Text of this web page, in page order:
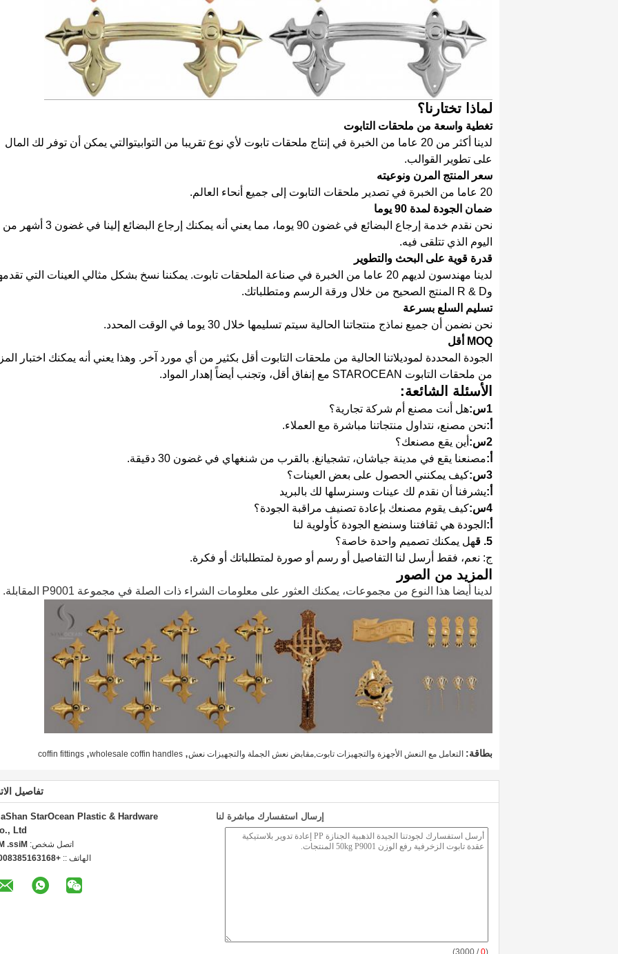
لماذا تختارنا؟
تغطية واسعة من ملحقات التابوت
لدينا أكثر من 20 عاما من الخبرة في إنتاج ملحقات تابوت لأي نوع تقريبا من التوابيتوالتي يمكن أن توفر لك المال
على تطوير القوالب.
سعر المنتج المرن ونوعيته
20 عاما من الخبرة في تصدير ملحقات التابوت إلى جميع أنحاء العالم.
ضمان الجودة لمدة 90 يوما
نحن نقدم خدمة إرجاع البضائع في غضون 90 يوما، مما يعني أنه يمكنك إرجاع البضائع إلينا في غضون 3 أشهر من
اليوم الذي تتلقى فيه.
قدرة قوية على البحث والتطوير
لدينا مهندسون لديهم 20 عاما من الخبرة في صناعة الملحقات تابوت. يمكننا نسخ بشكل مثالي العينات التي
وR & D المنتج الصحيح من خلال ورقة الرسم ومتطلباتك.
تسليم السلع بسرعة
نحن نضمن أن جميع نماذج منتجاتنا الحالية سيتم تسليمها خلال 30 يوما في الوقت المحدد.
MOQ أقل
الجودة المحددة لموديلاتنا الحالية من ملحقات التابوت أقل بكثير من أي مورد آخر. وهذا يعني أنه يمكنك اختبار
من ملحقات التابوت STAROCEAN مع إنفاق أقل، وتجنب أيضاً إهدار المواد.
الأسئلة الشائعة:
1س:
هل أنت مصنع أم شركة تجارية؟
أ:نحن مصنع، نتداول منتجاتنا مباشرة مع العملاء.
2س:
أين يقع مصنعك؟
أ:مصنعنا يقع في مدينة جياشان، تشجيانغ. بالقرب من شنغهاي في غضون 30 دقيقة.
3س:
كيف يمكنني الحصول على بعض العينات؟
أ:يشرفنا أن نقدم لك عينات وسنرسلها لك بالبريد
4س:
كيف يقوم مصنعك بإعادة تصنيف مراقبة الجودة؟
أ: الجودة هي ثقافتنا وسنضع الجودة كأولوية لنا
5. ق
هل يمكنك تصميم واحدة خاصة؟
ج: نعم، فقط أرسل لنا التفاصيل أو رسم أو صورة لمتطلباتك أو فكرة.
المزيد من الصور
لدينا أيضا هذا النوع من مجموعات، يمكنك العثور على معلومات الشراء ذات الصلة في مجموعة P9001 المقابلة.
بطاقة: التعامل مع النعش الأجهزة والتجهيزات تابوت,مقابض نعش الجملة والتجهيزات نعش,
wholesale coffin handles
,
coffin fittings
تفاصيل
StarOcean Plastic & Hardware
Ltd
اتصل شخص: Ma
الهاتف ::
إرسال استفسارك مباشرة لنا
(
0
/ 3000)